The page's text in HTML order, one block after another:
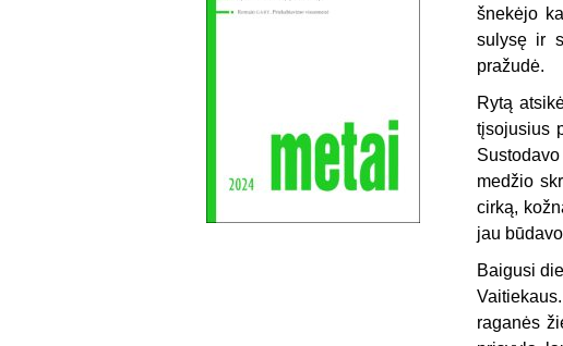
šnekėjo
sulysę ir
pražudė.
Rytą
tįsojusius
medžio
cirką,
jau
Baigusi
raganės